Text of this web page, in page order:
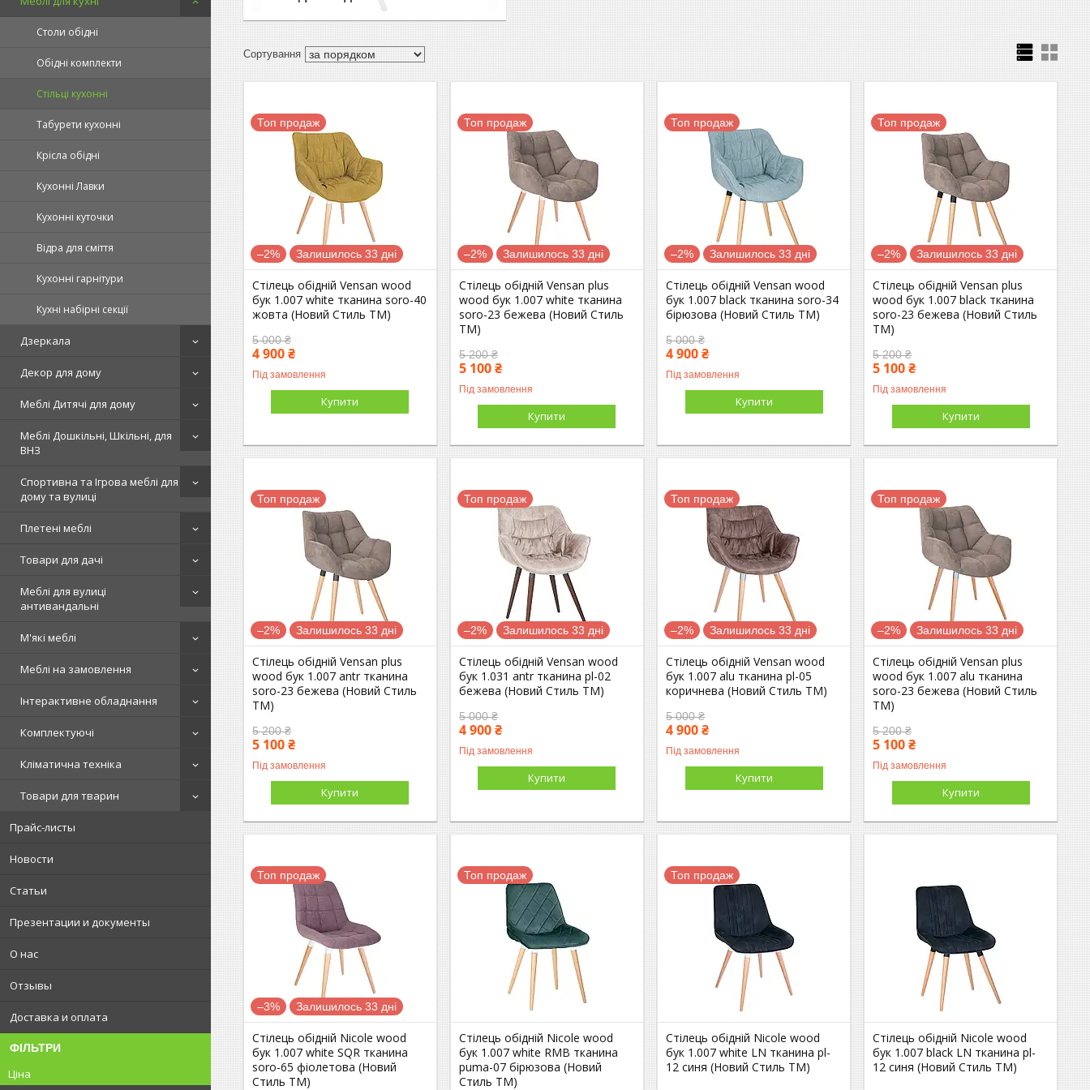
Столи обідні
Обідні комплекти
Стільці кухонні
Табурети кухонні
Крісла обідні
Кухонні Лавки
Кухонні куточки
Відра для сміття
Кухонні гарнітури
Кухні набірні секції
Дзеркала
Декор для дому
Меблі Дитячі для дому
Меблі Дошкільні, Шкільні, для
ВНЗ
Спортивна та Ігрова меблі для
дому та вулиці
Плетені меблі
Товари для дачі
Меблі для вулиці
антивандальні
М'які меблі
Меблі на замовлення
Інтерактивне обладнання
Комплектуючі
Кліматична техніка
Товари для тварин
Прайс-листы
Новости
Статьи
Презентации и документы
О нас
Отзывы
Доставка и оплата
ФІЛЬТРИ
Ціна
Топ продаж
–2% Залишилось 33 дні
Стілець обідній Vensan wood
бук 1.007 white тканина soro-40
жовта (Новий Стиль ТМ)
5 000 ₴
4 900 ₴
Під замовлення
Купити
Топ продаж
–2% Залишилось 33 дні
Стілець обідній Vensan plus
wood бук 1.007 white тканина
soro-23 бежева (Новий Стиль
ТМ)
5 200 ₴
5 100 ₴
Під замовлення
Купити
Топ продаж
–2% Залишилось 33 дні
Стілець обідній Vensan wood
бук 1.007 black тканина soro-34
бірюзова (Новий Стиль ТМ)
5 000 ₴
4 900 ₴
Під замовлення
Купити
Топ продаж
–2% Залишилось 33 дні
Стілець обідній Vensan plus
wood бук 1.007 black тканина
soro-23 бежева (Новий Стиль
ТМ)
5 200 ₴
5 100 ₴
Під замовлення
Купити
Топ продаж
–2% Залишилось 33 дні
Стілець обідній Vensan plus
wood бук 1.007 antr тканина
soro-23 бежева (Новий Стиль
ТМ)
5 200 ₴
5 100 ₴
Під замовлення
Купити
Топ продаж
–2% Залишилось 33 дні
Стілець обідній Vensan wood
бук 1.031 antr тканина pl-02
бежева (Новий Стиль ТМ)
5 000 ₴
4 900 ₴
Під замовлення
Купити
Топ продаж
–2% Залишилось 33 дні
Стілець обідній Vensan wood
бук 1.007 alu тканина pl-05
коричнева (Новий Стиль ТМ)
5 000 ₴
4 900 ₴
Під замовлення
Купити
Топ продаж
–2% Залишилось 33 дні
Стілець обідній Vensan plus
wood бук 1.007 alu тканина
soro-23 бежева (Новий Стиль
ТМ)
5 200 ₴
5 100 ₴
Під замовлення
Купити
Топ продаж
–3% Залишилось 33 дні
Стілець обідній Nicole wood
бук 1.007 white SQR тканина
soro-65 фіолетова (Новий
Стиль ТМ)
Топ продаж
Стілець обідній Nicole wood
бук 1.007 white RMB тканина
puma-07 бірюзова (Новий
Стиль ТМ)
Топ продаж
Стілець обідній Nicole wood
бук 1.007 white LN тканина pl-
12 синя (Новий Стиль ТМ)
Стілець обідній Nicole wood
бук 1.007 black LN тканина pl-
12 синя (Новий Стиль ТМ)